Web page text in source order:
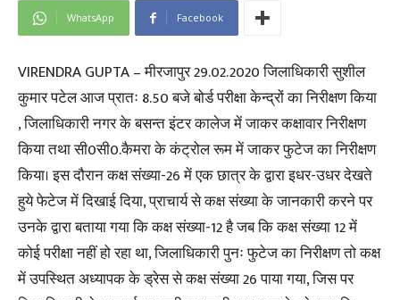
WhatsApp Facebook
VIRENDRA GUPTA – मीरजापुर 29.02.2020 जिलाधिकारी सुशील
कुमार पटेल आज प्रातः 8.50 बजे बोर्ड परीक्षा केन्द्रों का निरीक्षण किया
, जिलाधिकारी नगर के बसन्त इंटर कालेज में जाकर कक्षावार निरीक्षण
किया तथा सी0सी0.कैमरा के कंट्रोल रूम में जाकर फुटेज का निरीक्षण
किया। इस दौरान कक्ष संख्या-26 में एक छात्र के द्वारा इधर-उधर देखते
हुये फेटेज में दिखाई दिया, प्राचार्य से कक्ष संख्या के जानकारी करने पर
उनके द्वारा बताया गया कि कक्ष संख्या-12 है जब कि कक्ष संख्या 12 में
कोई परीक्षा नहीं हो रहा था, जिलाधिकारी पुनः फुटेज का निरीक्षण तो कक्ष
में उपस्थित अध्यापक के ड्रेस से कक्ष संख्या 26 पाया गया, जिस पर